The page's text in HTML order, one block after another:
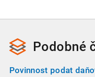
Podobné
Povinnost podat